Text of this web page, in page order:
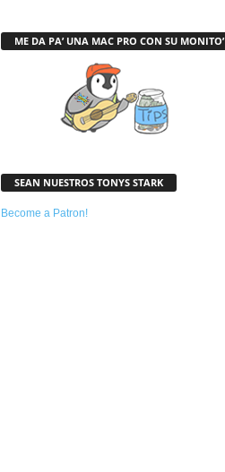
ME DA PA’ UNA MAC PRO CON SU MONITO’
SEAN NUESTROS TONYS STARK
Become a Patron!